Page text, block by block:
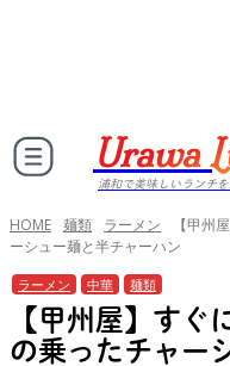
Urawa
浦和で美味しいランチ
HOME 麺類 ラーメン
【甲州
ーシュー麺と半チャーハン
ラーメン 中華 麺類
【甲州屋】すぐ
の乗ったチャー